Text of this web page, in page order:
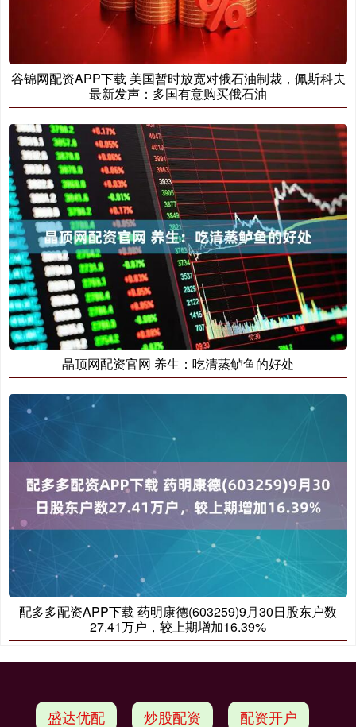
谷锦网配资APP下载 美国暂时放宽对俄石油制裁，佩斯科夫
最新发声：多国有意购买俄石油
晶顶网配资官网 养生：吃清蒸鲈鱼的好处
配多多配资APP下载 药明康德(603259)9月30日股东户数
27.41万户，较上期增加16.39%
盛达优配 炒股配资 配资开户